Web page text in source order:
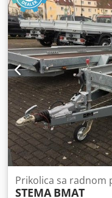
km/h Platformska
rampe Uz zadržavanje
prodaju Crodeyq U
Prikolica sa radnom
STEMA BMAT